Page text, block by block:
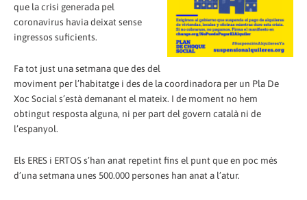
que la crisi generada pel
coronavirus havia deixat sense
ingressos suficients.
Fa tot just una setmana que des del
moviment per l’habitatge i des de la coordinadora per un Pla De
Xoc Social s’està demanant el mateix. I de moment no hem
obtingut resposta alguna, ni per part del govern català ni de
l’espanyol.
Els ERES i ERTOS s’han anat repetint fins el punt que en poc més
d’una setmana unes 500.000 persones han anat a l’atur.